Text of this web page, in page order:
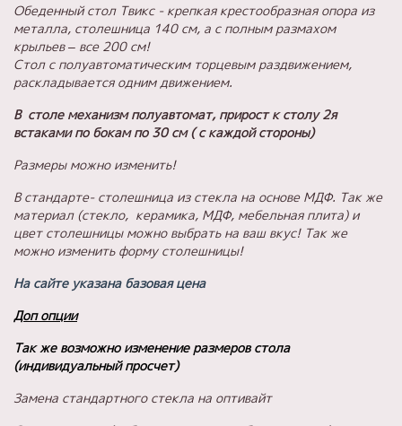
Обеденный стол Твикс - крепкая крестообразная опора из
металла, столешница 140 см, а с полным размахом
крыльев – все 200 см!
Стол с полуавтоматическим торцевым раздвижением,
раскладывается одним движением.
В столе механизм полуавтомат, прирост к столу 2я
встаками по бокам по 30 см ( с каждой стороны)
Размеры можно изменить!
В стандарте- столешница из стекла на основе МДФ. Так же
материал (стекло, керамика, МДФ, мебельная плита) и
цвет столешницы можно выбрать на ваш вкус! Так же
можно изменить форму столешницы!
На сайте указана базовая цена
Доп опции
Так же возможно изменение размеров стола
(индивидуальный просчет)
Замена стандартного стекла на оптивайт